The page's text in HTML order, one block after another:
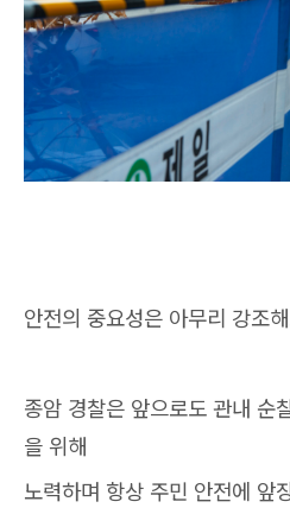
안전의 중요성은 아무리 강조
종암 경찰은 앞으로도 관내 순
을 위해
노력하며 항상 주민 안전에 앞